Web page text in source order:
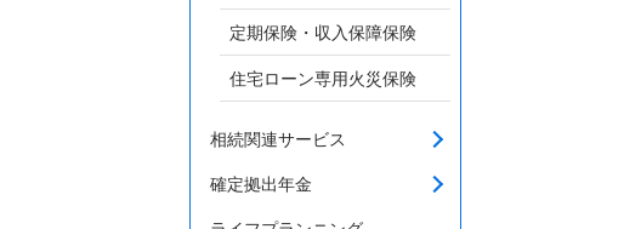
定期保険・収入保障保険
住宅ローン専用火災保険
相続関連サービス
確定拠出年金